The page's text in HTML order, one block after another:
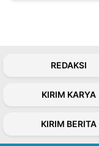
REDAKSI
KIRIM KARYA
KIRIM BERITA